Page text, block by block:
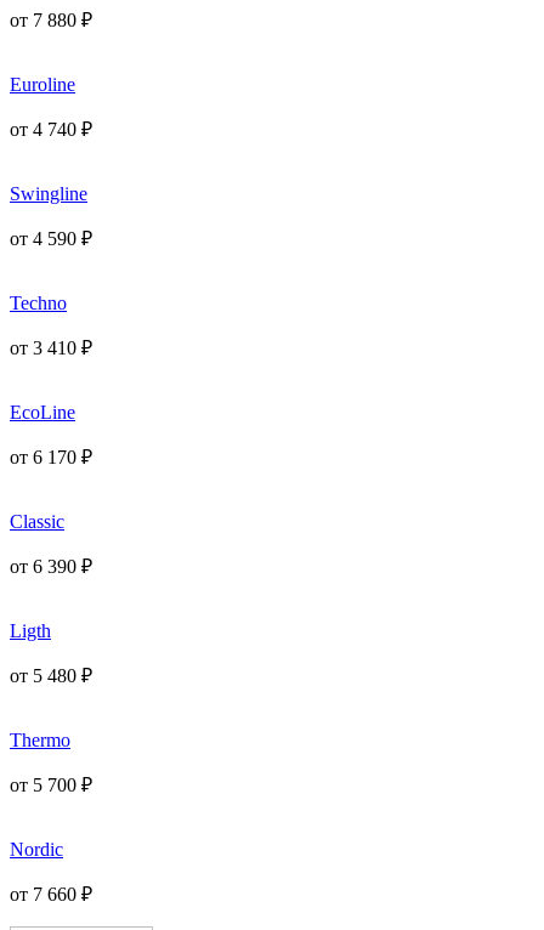
от 7 880 ₽
Euroline
от 4 740 ₽
Swingline
от 4 590 ₽
Techno
от 3 410 ₽
EcoLine
от 6 170 ₽
Classic
от 6 390 ₽
Ligth
от 5 480 ₽
Thermo
от 5 700 ₽
Nordic
от 7 660 ₽